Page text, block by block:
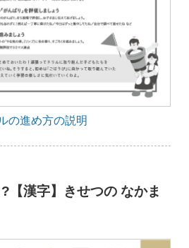
の進め方の説明
【漢字】きせつの なかま